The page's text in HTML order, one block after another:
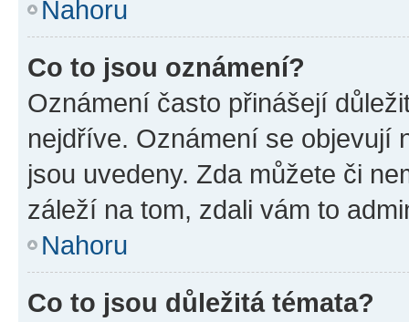
Nahoru
Co to jsou oznámení?
Oznámení často přinášejí
nejdříve. Oznámení se objevují
jsou uvedeny. Zda můžete či
záleží na tom, zdali vám to
Nahoru
Co to jsou důležitá témata?